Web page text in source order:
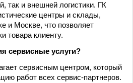
так и внешней логистики. ГК
центры и склады,
и Москве, что позволяет
товара клиенту.
сервисные услуги?
сервисным центром, который
работ всех сервис-партнеров.